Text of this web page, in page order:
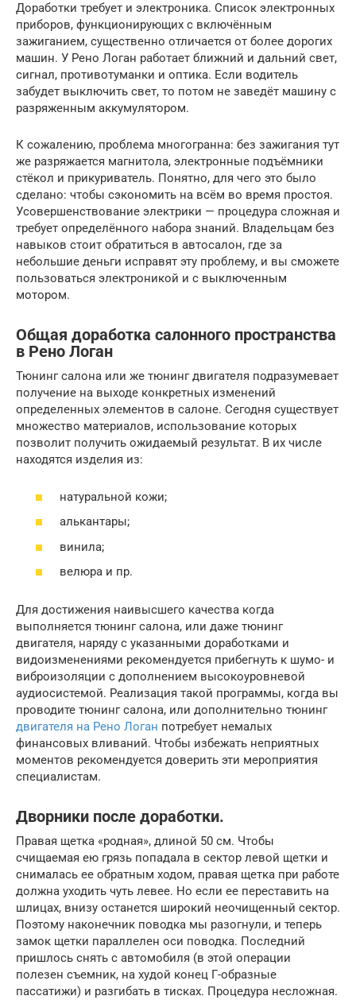
Доработки требует и электроника. Список электронных
приборов, функционирующих с включённым
зажиганием, существенно отличается от более дорогих
машин. У Рено Логан работает ближний и дальний свет,
сигнал, противотуманки и оптика. Если водитель
забудет выключить свет, то потом не заведёт машину с
разряженным аккумулятором.
К сожалению, проблема многогранна: без зажигания тут
же разряжается магнитола, электронные подъёмники
стёкол и прикуриватель. Понятно, для чего это было
сделано: чтобы сэкономить на всём во время простоя.
Усовершенствование электрики — процедура сложная и
требует определённого набора знаний. Владельцам без
навыков стоит обратиться в автосалон, где за
небольшие деньги исправят эту проблему, и вы сможете
пользоваться электроникой и с выключенным
мотором.
Общая доработка салонного пространства
в Рено Логан
Тюнинг салона или же тюнинг двигателя подразумевает
получение на выходе конкретных изменений
определенных элементов в салоне. Сегодня существует
множество материалов, использование которых
позволит получить ожидаемый результат. В их числе
находятся изделия из:
натуральной кожи;
алькантары;
винила;
велюра и пр.
Для достижения наивысшего качества когда
выполняется тюнинг салона, или даже тюнинг
двигателя, наряду с указанными доработками и
видоизменениями рекомендуется прибегнуть к шумо- и
виброизоляции с дополнением высокоуровневой
аудиосистемой. Реализация такой программы, когда вы
проводите тюнинг салона, или дополнительно тюнинг
двигателя на Рено Логан потребует немалых
финансовых вливаний. Чтобы избежать неприятных
моментов рекомендуется доверить эти мероприятия
специалистам.
Дворники после доработки.
Правая щетка «родная», длиной 50 см. Чтобы
счищаемая ею грязь попадала в сектор левой щетки и
снималась ее обратным ходом, правая щетка при работе
должна уходить чуть левее. Но если ее переставить на
шлицах, внизу останется широкий неочищенный сектор.
Поэтому наконечник поводка мы разогнули, и теперь
замок щетки параллелен оси поводка. Последний
пришлось снять с автомобиля (в этой операции
полезен съемник, на худой конец Г-образные
пассатижи) и разгибать в тисках. Процедура несложная.